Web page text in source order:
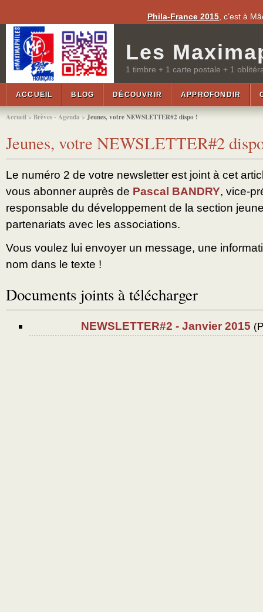
Phila-France 2015 , c’est à
Les
1 timbre + 1 carte postale + 1
ACCUEIL BLOG DÉCOUVRIR APPROFONDIR
Accueil > Brèves - Agenda > Jeunes, votre NEWSLETTER#2 dispo !
Jeunes, votre NEWSLETTER#2
Le numéro 2 de votre newsletter est joint à cet
vous abonner auprès de Pascal BANDRY, vice-
responsable du développement de la section
partenariats avec les associations.
Vous voulez lui envoyer un message, une
nom dans le texte !
Documents joints à télécharger
NEWSLETTER#2 - Janvier 2015 (